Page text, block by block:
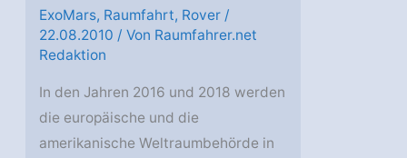
ExoMars, Raumfahrt, Rover /
22.08.2010 / Von Raumfahrer.net
Redaktion
In den Jahren 2016 und 2018 werden
die europäische und die
amerikanische Weltraumbehörde in